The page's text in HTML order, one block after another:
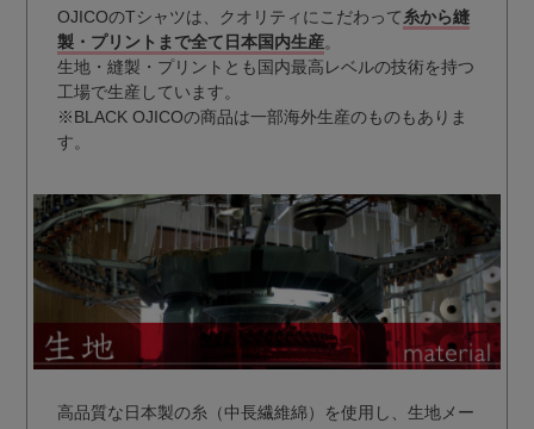
OJICOのTシャツは、クオリティにこだわって糸から縫
製・プリントまで全て日本国内生産。
生地・縫製・プリントとも国内最高レベルの技術を持つ
工場で生産しています。
※BLACK OJICOの商品は一部海外生産のものもありま
す。
高品質な日本製の糸（中長繊維綿）を使用し、生地メー